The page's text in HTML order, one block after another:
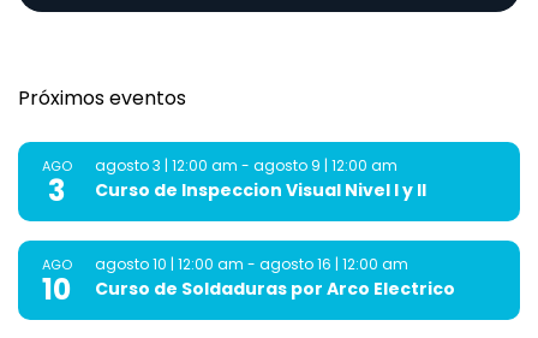
Próximos eventos
AGO
3
agosto 3 | 12:00 am - agosto 9 | 12:00 am
Curso de Inspeccion Visual Nivel I y II
AGO
10
agosto 10 | 12:00 am - agosto 16 | 12:00 am
Curso de Soldaduras por Arco Electrico